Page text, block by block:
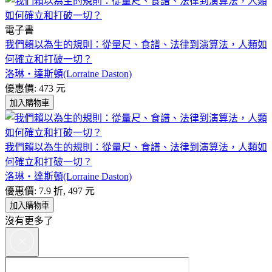
電子書
我們賴以為生的規則：從量尺、食譜、法律到演算法，人類如
何確立和打破一切？
洛琳‧達斯頓(Lorraine Daston)
優惠價: 473 元
加入購物車
我們賴以為生的規則：從量尺、食譜、法律到演算法，人類如
何確立和打破一切？
洛琳‧達斯頓(Lorraine Daston)
優惠價: 7.9 折, 497 元
加入購物車
沒有更多了